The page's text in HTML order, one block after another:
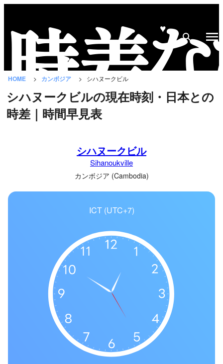
♥
HOME カンボジア シハヌークビル
シハヌークビルの現在時刻・日本との
時差｜時間早見表
シハヌークビル
Sihanoukville
カンボジア (Cambodia)
ICT (UTC+7)
な
と
は？